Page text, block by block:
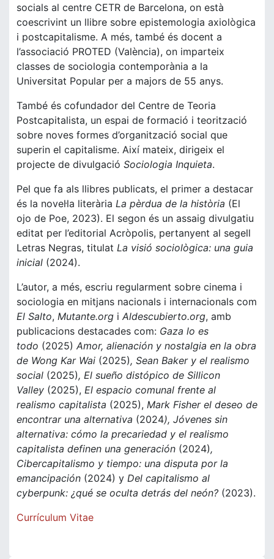
socials al centre CETR de Barcelona, on està
coescrivint un llibre sobre epistemologia axiològica
i postcapitalisme. A més, també és docent a
l’associació PROTED (València), on imparteix
classes de sociologia contemporània a la
Universitat Popular per a majors de 55 anys.
També és cofundador del Centre de Teoria
Postcapitalista, un espai de formació i teorització
sobre noves formes d’organització social que
superin el capitalisme. Així mateix, dirigeix el
projecte de divulgació Sociologia Inquieta.
Pel que fa als llibres publicats, el primer a destacar
és la novel·la literària La pèrdua de la història (El
ojo de Poe, 2023). El segon és un assaig divulgatiu
editat per l’editorial Acròpolis, pertanyent al segell
Letras Negras, titulat La visió sociològica: una guia
inicial (2024).
L’autor, a més, escriu regularment sobre cinema i
sociologia en mitjans nacionals i internacionals com
El Salto, Mutante.org i Aldescubierto.org, amb
publicacions destacades com: Gaza lo es
todo (2025) Amor, alienación y nostalgia en la obra
de Wong Kar Wai (2025), Sean Baker y el realismo
social (2025), El sueño distópico de Sillicon
Valley (2025), El espacio comunal frente al
realismo capitalista (2025), Mark Fisher el deseo de
encontrar una alternativa (2024), Jóvenes sin
alternativa: cómo la precariedad y el realismo
capitalista definen una generación (2024),
Cibercapitalismo y tiempo: una disputa por la
emancipación (2024) y Del capitalismo al
cyberpunk: ¿qué se oculta detrás del neón? (2023).
Currículum Vitae